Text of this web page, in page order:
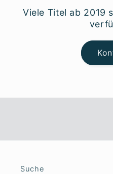
Viele Titel ab 2019
Suche